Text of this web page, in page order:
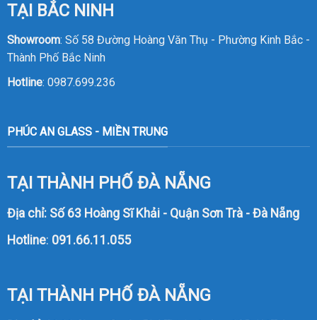
TẠI BẮC NINH
Showroom: Số 58 Đường Hoàng Văn Thụ - Phường Kinh Bắc -
Thành Phố Bắc Ninh
Hotline: 0987.699.236
PHÚC AN GLASS - MIỀN TRUNG
TẠI THÀNH PHỐ ĐÀ NẴNG
Địa chỉ: Số 63 Hoàng Sĩ Khải - Quận Sơn Trà - Đà Nẵng
Hotline: 091.66.11.055
TẠI THÀNH PHỐ ĐÀ NẴNG